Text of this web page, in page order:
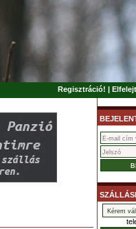
Regisztráció! |